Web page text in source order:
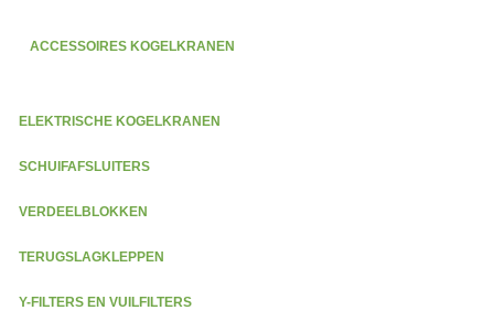
ACCESSOIRES KOGELKRANEN
ELEKTRISCHE KOGELKRANEN
SCHUIFAFSLUITERS
VERDEELBLOKKEN
TERUGSLAGKLEPPEN
Y-FILTERS EN VUILFILTERS